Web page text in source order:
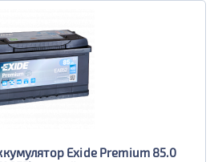
Exide Premium 85.0